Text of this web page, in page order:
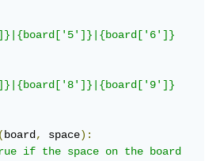
( board , space):
if the space on the board